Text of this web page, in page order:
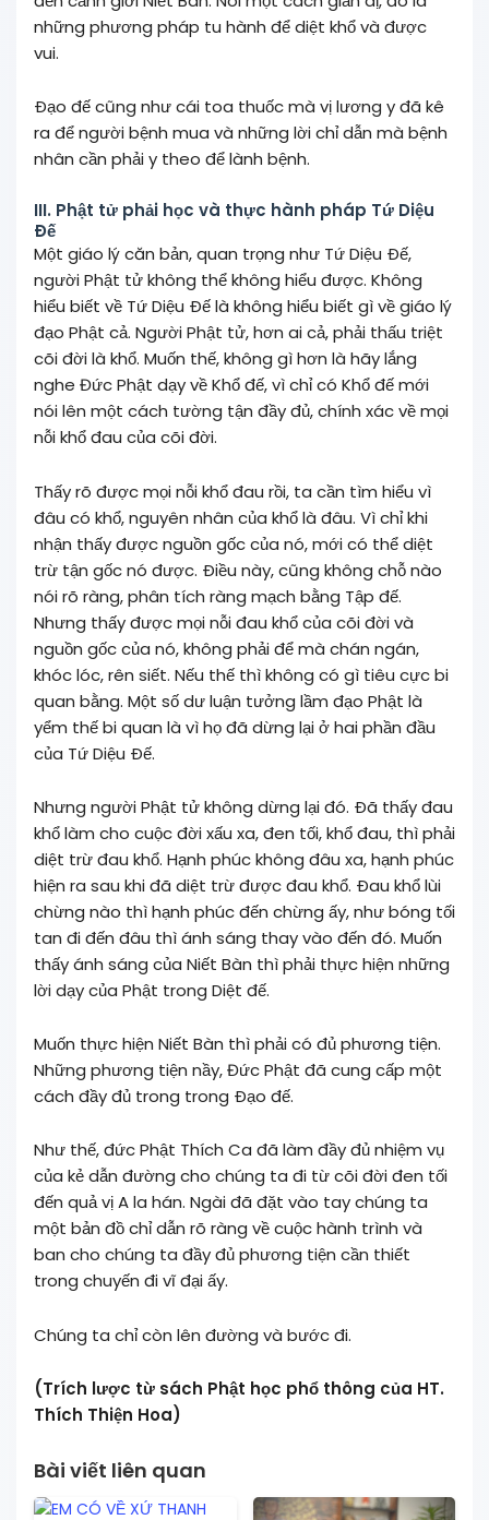
những phương pháp tu hành để diệt khổ và được
vui.
Ðạo đế cũng như cái toa thuốc mà vị lương y đã kê
ra để người bệnh mua và những lời chỉ dẫn mà bệnh
nhân cần phải y theo để lành bệnh.
III. Phật tử phải học và thực hành pháp Tứ Diệu
Ðế
Một giáo lý căn bản, quan trọng như Tứ Diệu Ðế,
người Phật tử không thể không hiểu được. Không
hiểu biết về Tứ Diệu Ðế là không hiểu biết gì về giáo lý
đạo Phật cả. Người Phật tử, hơn ai cả, phải thấu triệt
cõi đời là khổ. Muốn thế, không gì hơn là hãy lắng
nghe Đức Phật dạy về Khổ đế, vì chỉ có Khổ đế mới
nói lên một cách tường tận đầy đủ, chính xác về mọi
nỗi khổ đau của cõi đời.
Thấy rõ được mọi nỗi khổ đau rồi, ta cần tìm hiểu vì
đâu có khổ, nguyên nhân của khổ là đâu. Vì chỉ khi
nhận thấy được nguồn gốc của nó, mới có thể diệt
trừ tận gốc nó được. Ðiều này, cũng không chỗ nào
nói rõ ràng, phân tích ràng mạch bằng Tập đế.
Nhưng thấy được mọi nỗi đau khổ của cõi đời và
nguồn gốc của nó, không phải để mà chán ngán,
khóc lóc, rên siết. Nếu thế thì không có gì tiêu cực bi
quan bằng. Một số dư luận tưởng lầm đạo Phật là
yểm thế bi quan là vì họ đã dừng lại ở hai phần đầu
của Tứ Diệu Ðế.
Nhưng người Phật tử không dừng lại đó. Ðã thấy đau
khổ làm cho cuộc đời xấu xa, đen tối, khổ đau, thì phải
diệt trừ đau khổ. Hạnh phúc không đâu xa, hạnh phúc
hiện ra sau khi đã diệt trừ được đau khổ. Ðau khổ lùi
chừng nào thì hạnh phúc đến chừng ấy, như bóng tối
tan đi đến đâu thì ánh sáng thay vào đến đó. Muốn
thấy ánh sáng của Niết Bàn thì phải thực hiện những
lời dạy của Phật trong Diệt đế.
Muốn thực hiện Niết Bàn thì phải có đủ phương tiện.
Những phương tiện nầy, Đức Phật đã cung cấp một
cách đầy đủ trong trong Ðạo đế.
Như thế, đức Phật Thích Ca đã làm đầy đủ nhiệm vụ
của kẻ dẫn đường cho chúng ta đi từ cõi đời đen tối
đến quả vị A la hán. Ngài đã đặt vào tay chúng ta
một bản đồ chỉ dẫn rõ ràng về cuộc hành trình và
ban cho chúng ta đầy đủ phương tiện cần thiết
trong chuyến đi vĩ đại ấy.
Chúng ta chỉ còn lên đường và bước đi.
(Trích lược từ sách Phật học phổ thông của HT.
Thích Thiện Hoa)
Bài viết liên quan